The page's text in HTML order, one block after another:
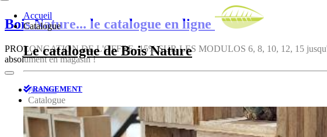
Bois Nature... le catalogue en ligne
PROLONGATION DE L'OFFRE -15% SUR LES MODULOS 6, 8, 10, 12, 15
absolument en magasin !
Accueil
Catalogue
Le catalogue de Bois Nature
RANGEMENT
Accueil
Catalogue
Le catalogue de Bois Nature